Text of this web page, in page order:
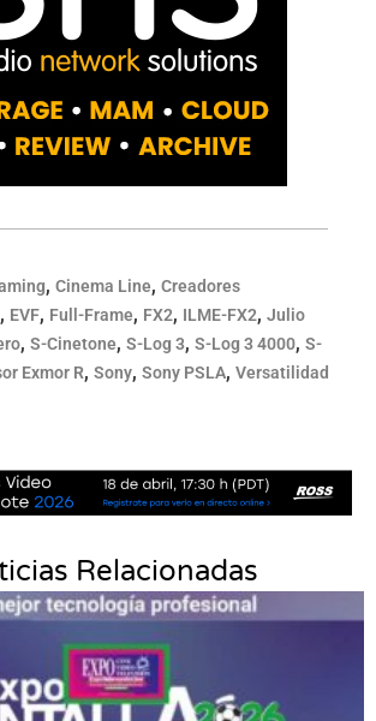
, Cinema Line, Creadores
, EVF, Full-Frame, FX2, ILME-FX2, Julio
, S-Cinetone, S-Log 3, S-Log 3 4000, S-
Exmor R, Sony, Sony PSLA, Versatilidad
Relacionadas